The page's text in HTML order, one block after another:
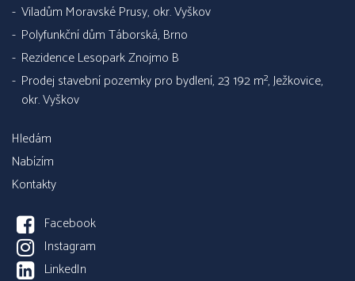
Viladům Moravské Prusy, okr. Vyškov
Polyfunkční dům Táborská, Brno
Rezidence Lesopark Znojmo B
Prodej stavební pozemky pro bydlení, 23 192 m², Ježkovice,
okr. Vyškov
Hledám
Nabízím
Kontakty
Facebook
Instagram
LinkedIn